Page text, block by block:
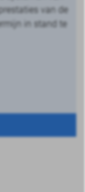
van de
in stand te